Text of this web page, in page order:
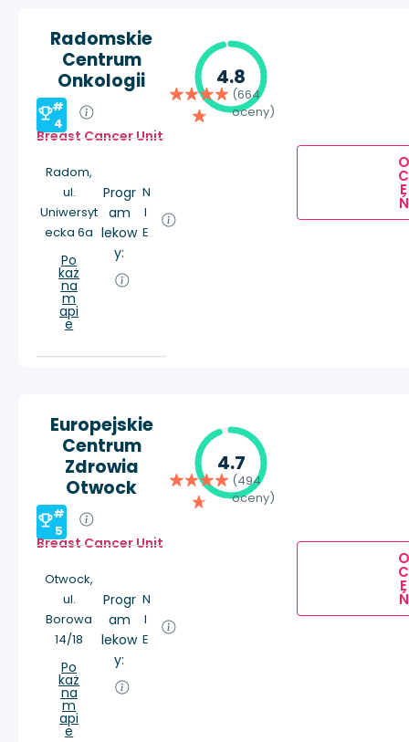
Radomskie
Centrum
Onkologii
#
4
Breast Cancer Unit
Radom,
ul.
Uniwersyt
ecka 6a
Po
każ
na
m
api
e
Progr
am
lekow
y:
N
I
E
4.8
(664
oceny)
O
C
E
Ń
Europejskie
Centrum
Zdrowia
Otwock
#
5
Breast Cancer Unit
Otwock,
ul.
Borowa
14/18
Po
każ
na
m
api
e
Progr
am
lekow
y:
N
I
E
4.7
(494
oceny)
O
C
E
Ń